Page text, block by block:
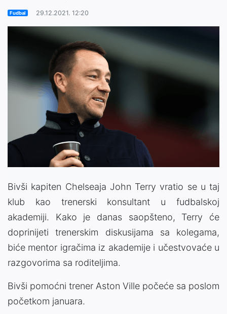
Fudbal 29.12.2021. 12:20
Bivši kapiten Chelseaja John Terry vratio se u taj
klub kao trenerski konsultant u fudbalskoj
akademiji. Kako je danas saopšteno, Terry će
doprinijeti trenerskim diskusijama sa kolegama,
biće mentor igračima iz akademije i učestvovaće u
razgovorima sa roditeljima.
Bivši pomoćni trener Aston Ville počeće sa poslom
početkom januara.